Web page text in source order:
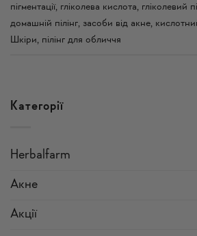
пігментації, гліколева кислота, гліколевий
домашній пілінг, засоби від акне,
Шкіри, пілінг для обличчя
Категорії
Herbalfarm
Акне
Акції